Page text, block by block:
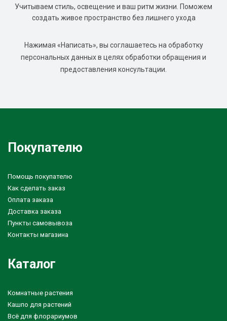
Учитываем стиль, освещение и ваш ритм жизни. Поможем
создать живое пространство без лишнего ухода
Нажимая «Написать», вы соглашаетесь на обработку
персональных данных в целях обработки обращения и
предоставления консультации.
Покупателю
Помощь покупателю
Как сделать заказ
Оплата заказа
Доставка заказа
Пункты самовывоза
Контакты магазина
Каталог
Комнатные растения
Кашпо для растений
Всё для флорариумов